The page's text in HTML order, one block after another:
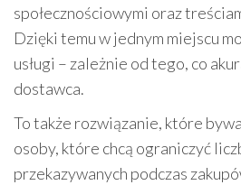
społecznościowymi oraz
Dzięki temu w jednym miejscu
usługi – zależnie od tego, co
dostawca.
To także rozwiązanie, które
osoby, które chcą ograniczyć
przekazywanych podczas